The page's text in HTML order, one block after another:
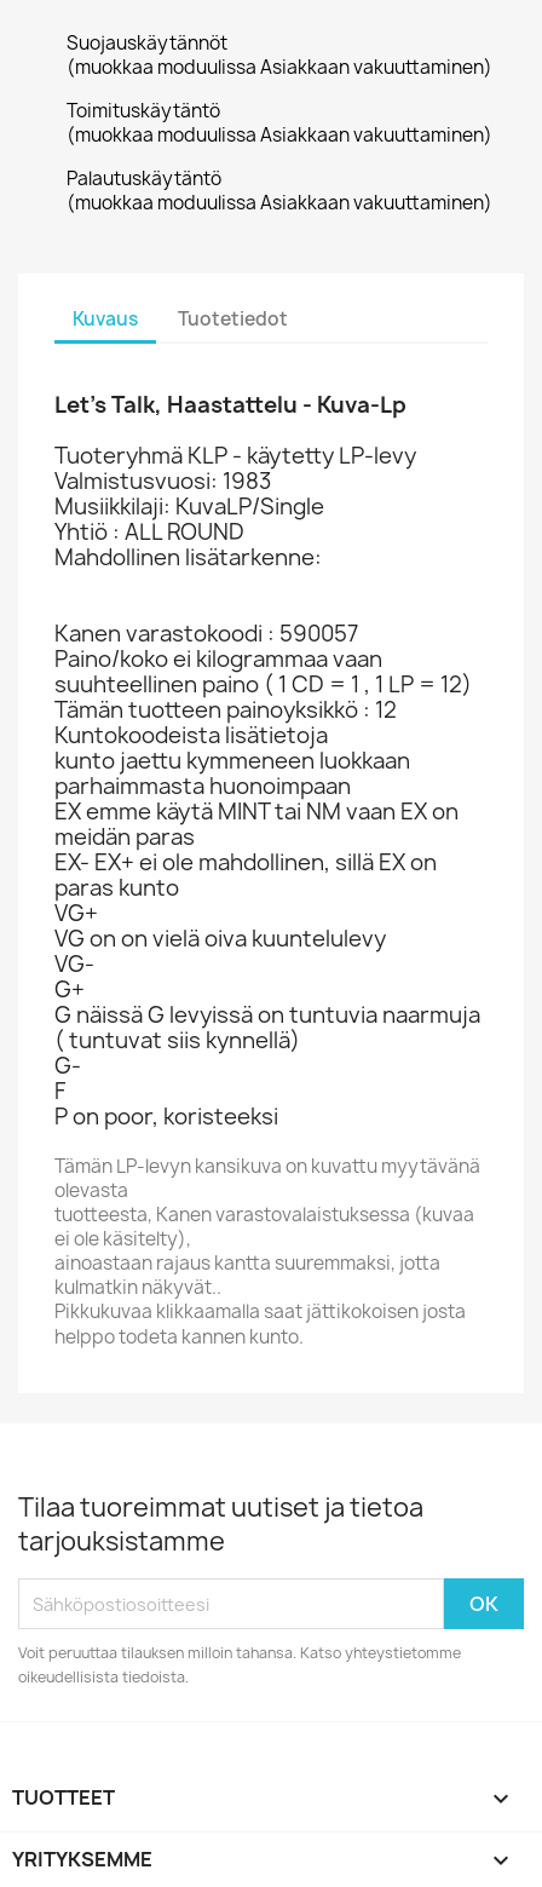
Suojauskäytännöt
(muokkaa moduulissa Asiakkaan vakuuttaminen)
Toimituskäytäntö
(muokkaa moduulissa Asiakkaan vakuuttaminen)
Palautuskäytäntö
(muokkaa moduulissa Asiakkaan vakuuttaminen)
Kuvaus Tuotetiedot
Let’s Talk, Haastattelu - Kuva-Lp
Tuoteryhmä KLP - käytetty LP-levy
Valmistusvuosi: 1983
Musiikkilaji: KuvaLP/Single
Yhtiö : ALL ROUND
Mahdollinen lisätarkenne:
Kanen varastokoodi : 590057
Paino/koko ei kilogrammaa vaan
suuhteellinen paino ( 1 CD = 1 , 1 LP = 12)
Tämän tuotteen painoyksikkö : 12
Kuntokoodeista lisätietoja
kunto jaettu kymmeneen luokkaan
parhaimmasta huonoimpaan
EX emme käytä MINT tai NM vaan EX on
meidän paras
EX- EX+ ei ole mahdollinen, sillä EX on
paras kunto
VG+
VG on on vielä oiva kuuntelulevy
VG-
G+
G näissä G levyissä on tuntuvia naarmuja
( tuntuvat siis kynnellä)
G-
F
P on poor, koristeeksi
Tämän LP-levyn kansikuva on kuvattu myytävänä
olevasta
tuotteesta, Kanen varastovalaistuksessa (kuvaa
ei ole käsitelty),
ainoastaan rajaus kantta suuremmaksi, jotta
kulmatkin näkyvät..
Pikkukuvaa klikkaamalla saat jättikokoisen josta
helppo todeta kannen kunto.
Tilaa tuoreimmat uutiset ja tietoa
tarjouksistamme
Voit peruuttaa tilauksen milloin tahansa. Katso yhteystietomme
oikeudellisista tiedoista.
TUOTTEET 
YRITYKSEMME 